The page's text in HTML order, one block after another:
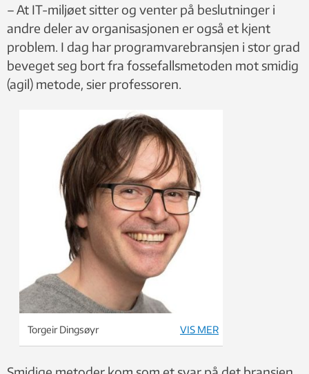
– At IT-miljøet sitter og venter på beslutninger i
andre deler av organisasjonen er også et kjent
problem. I dag har programvarebransjen i stor grad
beveget seg bort fra fossefallsmetoden mot smidig
(agil) metode, sier professoren.
Torgeir Dingsøyr VIS MER